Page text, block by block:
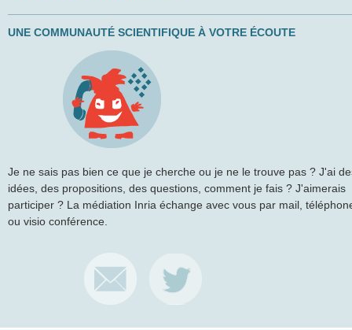
UNE COMMUNAUTÉ SCIENTIFIQUE À VOTRE ÉCOUTE
Je ne sais pas bien ce que je cherche ou je ne le trouve pas ? J'ai
idées, des propositions, des questions, comment je fais ? J'aimerais
participer ? La médiation Inria échange avec vous par mail,
ou visio conférence.